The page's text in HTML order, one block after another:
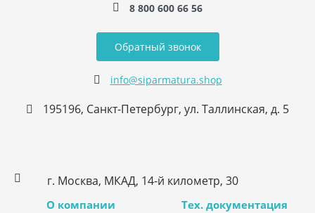
8 800 600 66 56
Обратный звонок
info@siparmatura.shop
195196, Санкт-Петербург, ул. Таллинская, д. 5
г. Москва, МКАД, 14-й километр, 30
О компании Тех. документация